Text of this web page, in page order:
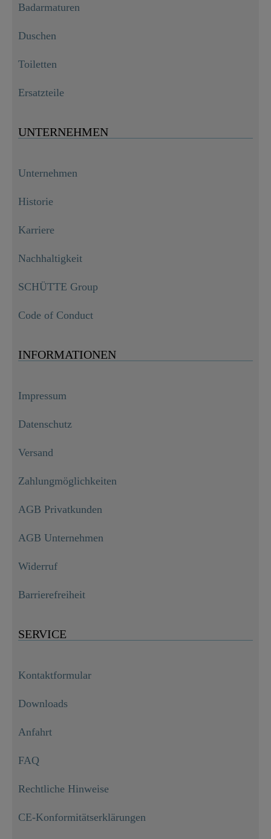
Badarmaturen
Duschen
Toiletten
Ersatzteile
UNTERNEHMEN
Unternehmen
Historie
Karriere
Nachhaltigkeit
SCHÜTTE Group
Code of Conduct
INFORMATIONEN
Impressum
Datenschutz
Versand
Zahlungmöglichkeiten
AGB Privatkunden
AGB Unternehmen
Widerruf
Barrierefreiheit
SERVICE
Kontaktformular
Downloads
Anfahrt
FAQ
Rechtliche Hinweise
CE-Konformitätserklärungen